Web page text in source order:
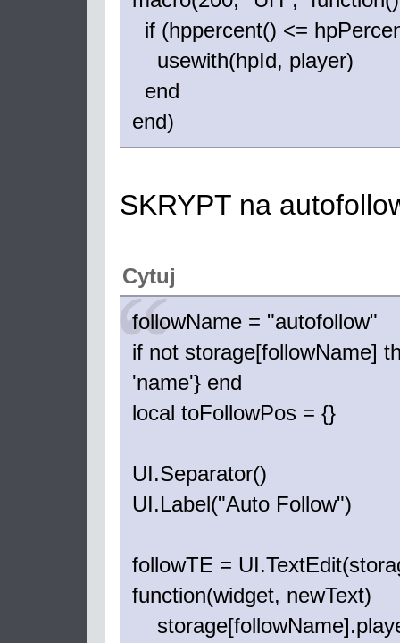
if (hppercent() <=
usewith(hpId, player)
end
end)
SKRYPT na
Cytuj
followName = "autofollow"
if not storage[followName]
'name'} end
local toFollowPos = {}
UI.Separator()
UI.Label("Auto Follow")
followTE =
function(widget, newText)